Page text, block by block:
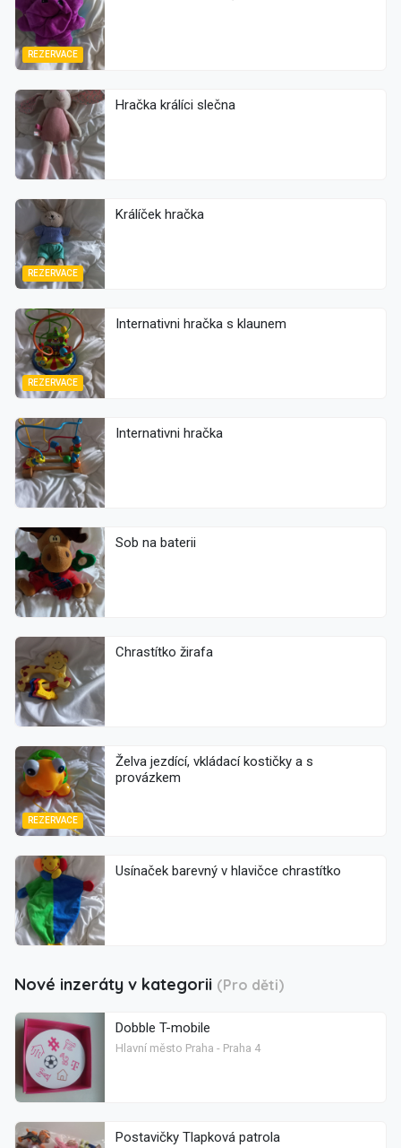
REZERVACE
Hračka králíci slečna
REZERVACE
Králíček hračka
REZERVACE
Internativni hračka s klaunem
Internativni hračka
Sob na baterii
Chrastítko žirafa
REZERVACE
Želva jezdící, vkládací kostičky a s
provázkem
Usínaček barevný v hlavičce chrastítko
Nové inzeráty v kategorii (Pro děti)
Dobble T-mobile
Hlavní město Praha - Praha 4
Postavičky Tlapková patrola